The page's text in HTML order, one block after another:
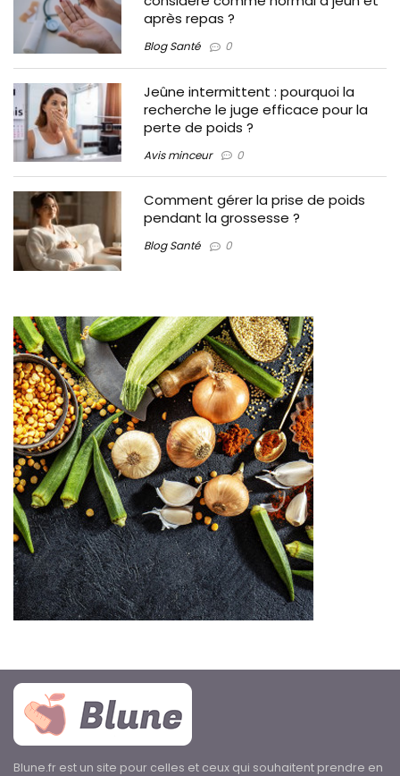
après repas ?
Blog Santé 0
Jeûne intermittent : pourquoi la
recherche le juge efficace pour la
perte de poids ?
Avis minceur 0
Comment gérer la prise de poids
pendant la grossesse ?
Blog Santé 0
Blune.fr est un site pour celles et ceux qui souhaitent prendre en